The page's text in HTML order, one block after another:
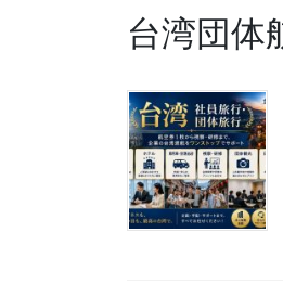
台湾団体